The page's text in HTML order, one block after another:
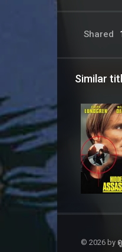
Shared
Similar
© 2026 by